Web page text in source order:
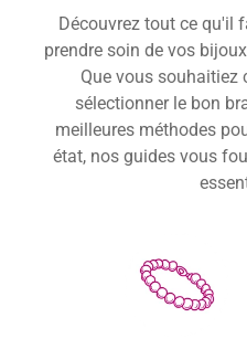
Découvrez tout ce qu'il
prendre soin de vos
Que vous souhaitiez
sélectionner le bon
meilleures méthodes
état, nos guides vous